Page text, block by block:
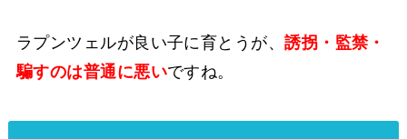
ラプンツェルが良い子に育とうが、誘拐・監禁・
騙すのは普通に悪いですね。